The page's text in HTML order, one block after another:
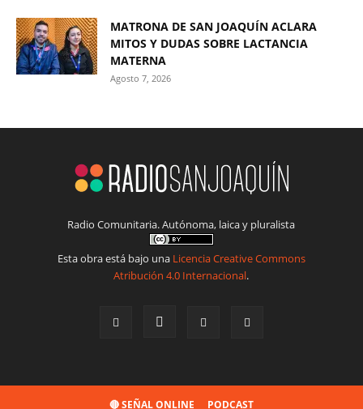
MATRONA DE SAN JOAQUÍN ACLARA
MITOS Y DUDAS SOBRE LACTANCIA
MATERNA
Agosto 7, 2026
Radio Comunitaria. Autónoma, laica y pluralista
Esta obra está bajo una Licencia Creative Commons
Atribución 4.0 Internacional.
🔴 SEÑAL ONLINE PODCAST